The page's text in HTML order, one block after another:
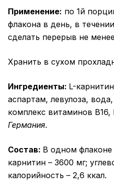
Применение: по 1й
флакона в день, в
сделать перерыв не
Хранить в сухом
Ингредиенты: L-
аспартам, левулоза,
комплекс витаминов B16,
Германия.
Состав: В одном флаконе
карнитин – 3600 мг;
калорийность – 2,6 ккал.